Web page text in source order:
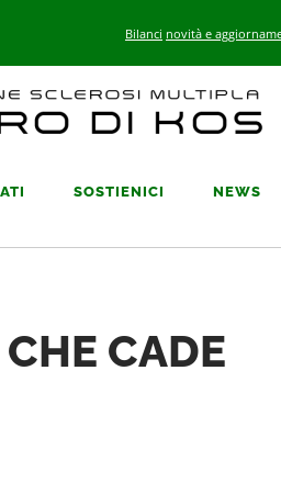
Bilanci novità e
SOSTIENICI NEWS
CADE